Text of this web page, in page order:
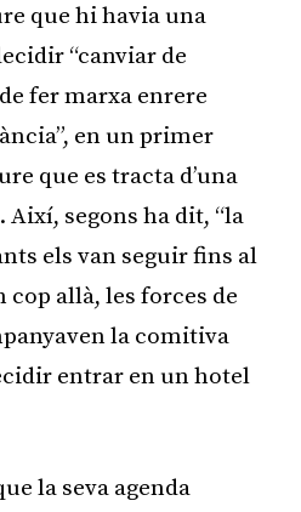
que hi havia una
“canviar de
fer marxa enrere
en un primer
que es tracta d’una
segons ha dit, “la
els van seguir fins al
allà, les forces de
la comitiva
entrar en un hotel
la seva agenda